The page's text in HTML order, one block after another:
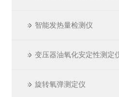
智能发热量检测仪
变压器油氧化安定性测定
旋转氧弹测定仪